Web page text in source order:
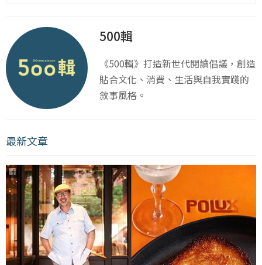
500輯
《500輯》打造新世代閱讀倡議，創造
貼合文化、消費、生活與自我實踐的
敘事風格。
最新文章